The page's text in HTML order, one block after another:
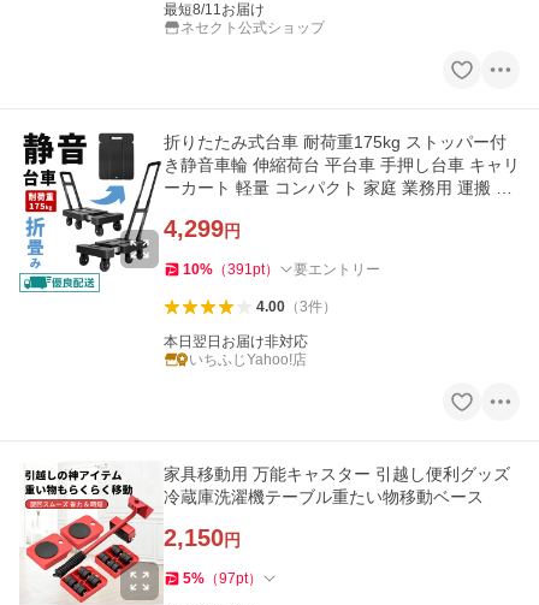
最短8/11お届け
ネセクト公式ショップ
折りたたみ式台車 耐荷重175kg ストッパー付
き静音車輪 伸縮荷台 平台車 手押し台車 キャリ
ーカート 軽量 コンパクト 家庭 業務用 運搬 防
4,299円
10% （391pt） 要エントリー
4.00（3件）
本日翌日お届け非対応
いちふじYahoo!店
家具移動用 万能キャスター 引越し便利グッズ
冷蔵庫洗濯機テーブル重たい物移動ベース
2,150円
5% （97pt）